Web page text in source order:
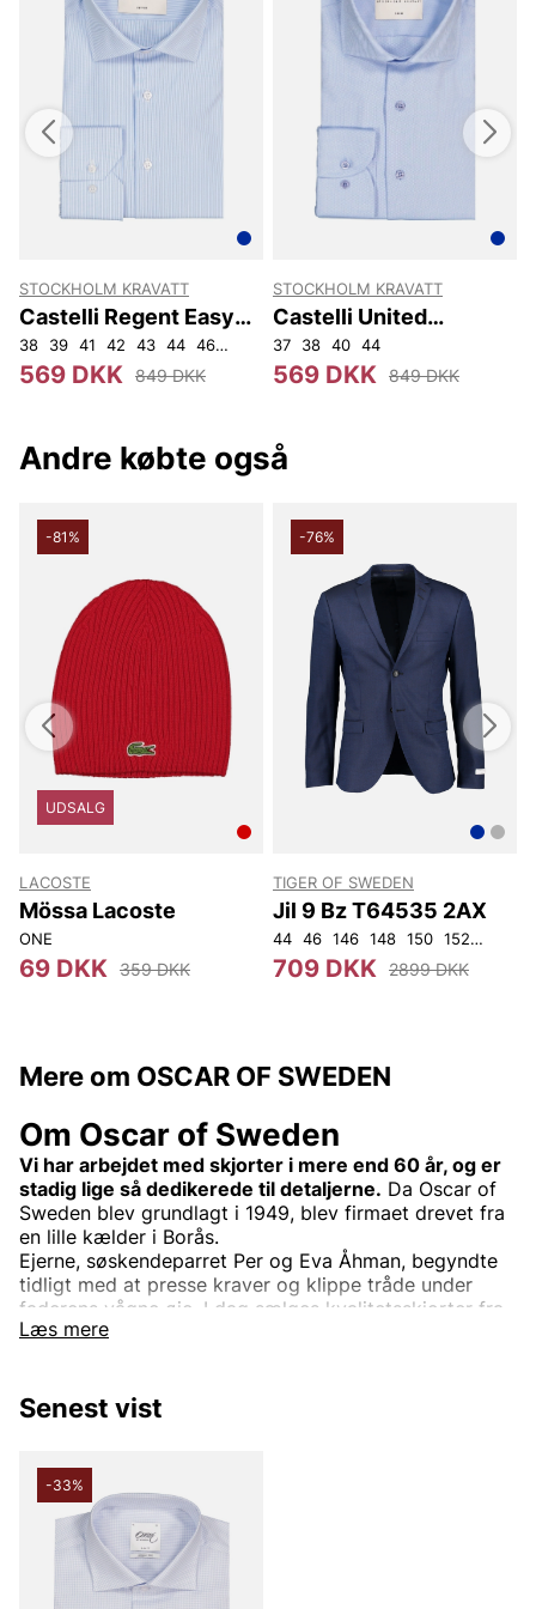
STOCKHOLM KRAVATT
Castelli Regent Easy
Iron Reg
38 39 41 42 43 44 46 45
569 DKK 849 DKK
STOCKHOLM KRAVATT
Castelli United
Kingdom Slim Fit
37 38 40 44
569 DKK 849 DKK
Andre købte også
-81%
UDSALG
LACOSTE
Mössa Lacoste
ONE
69 DKK 359 DKK
-76%
TIGER OF SWEDEN
Jil 9 Bz T64535 2AX
44 46 146 148 150 152 92
709 DKK 2899 DKK
Mere om OSCAR OF SWEDEN
Læs mere
Om Oscar of Sweden
Vi har arbejdet med skjorter i mere end 60 år, og er
stadig lige så dedikerede til detaljerne. Da Oscar of
Sweden blev grundlagt i 1949, blev firmaet drevet fra
en lille kælder i Borås.
Ejerne, søskendeparret Per og Eva Åhman, begyndte
tidligt med at presse kraver og klippe tråde under
faderens vågne øje. I dag sælges kvalitetsskjorter fra
Oscar of Sweden over hele verden, men de designes
Vi er dedikerede til detaljerne. Hver søm, hvert
mønster, pasform og snit skal være helt perfekt. Vi
og mærkes, at du bærer en skjorte fra Oscar of
Sweden. Derfor lægger vi stor vægt på valget af
eksklusive tekstiler, knapper og tråd til
vævningsteknik og vask af stoffet. Med hensyn til
stoffer tilbyder vi alt fra hør til vasket denim,
chambray.
Senest vist
-33%